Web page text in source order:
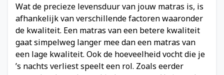
Wat de precieze levensduur van jouw matras is, is
afhankelijk van verschillende factoren waaronder
de kwaliteit. Een matras van een betere kwaliteit
gaat simpelweg langer mee dan een matras van
een lage kwaliteit. Ook de hoeveelheid vocht die je
’s nachts verliest speelt een rol. Zoals eerder